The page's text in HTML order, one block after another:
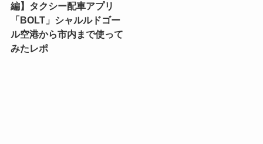
編】タクシー配車アプリ
「BOLT」シャルルドゴー
ル空港から市内まで使って
みたレポ